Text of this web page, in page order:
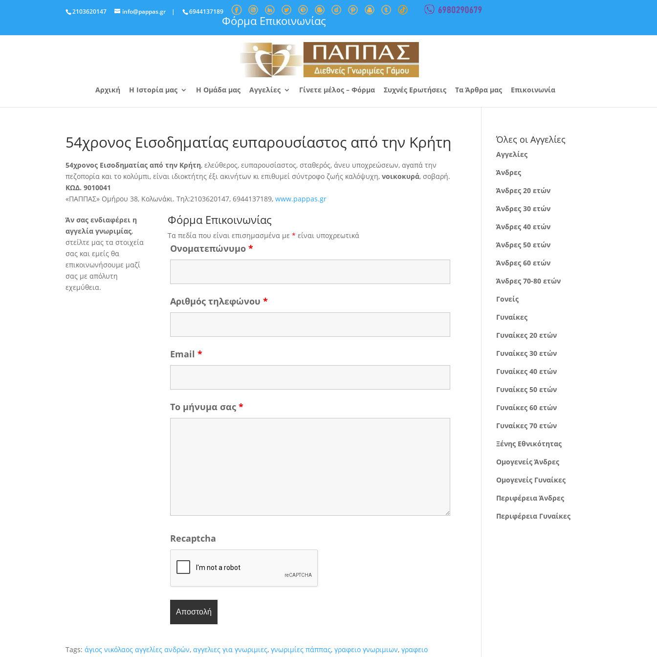
2103620147 info@pappas.gr | 6944137189
Φόρμα Επικοινωνίας
Αρχική Η Ιστορία μας Η Ομάδα μας Αγγελίες Γίνετε μέλος – Φόρμα Συχνές Ερωτήσεις Τα Άρθρα μας Επικοινωνία
54χρονος Εισοδηματίας ευπαρουσίαστος από την Κρήτη
54χρονος Εισοδηματίας από την Κρήτη, ελεύθερος, ευπαρουσίαστος, σταθερός, άνευ υποχρεώσεων, αγαπά την
πεζοπορία και το κολύμπι, είναι ιδιοκτήτης έξι ακινήτων κι επιθυμεί σύντροφο ζωής καλόψυχη,νοικοκυρά, σοβαρή.
ΚΩΔ. 9010041
«ΠΑΠΠΑΣ» Ομήρου 38, Κολωνάκι. Τηλ:2103620147, 6944137189,www.pappas.gr
Άν σας ενδιαφέρει η
αγγελία γνωριμίας,
στείλτε μας τα στοιχεία
σας και εμείς θα
επικοινωνήσουμε μαζί
σας με απόλυτη
εχεμύθεια.
Φόρμα Επικοινωνίας
Τα πεδία που είναι επισημασμένα με* είναι υποχρεωτικά
Ονοματεπώνυμο*
Αριθμός τηλεφώνου*
Email*
Το μήνυμα σας*
Recaptcha
Tags:άγιος νικόλαος αγγελίες ανδρών,αγγελιες για γνωριμιες,γνωριμίες πάππας,γραφειο γνωριμιων,γραφειο
Όλες οι Αγγελίες
Αγγελίες
Άνδρες
Άνδρες 20 ετών
Άνδρες 30 ετών
Άνδρες 40 ετών
Άνδρες 50 ετών
Άνδρες 60 ετών
Άνδρες 70-80 ετών
Γονείς
Γυναίκες
Γυναίκες 20 ετών
Γυναίκες 30 ετών
Γυναίκες 40 ετών
Γυναίκες 50 ετών
Γυναίκες 60 ετών
Γυναίκες 70 ετών
Ξένης Εθνικότητας
Ομογενείς Άνδρες
Ομογενείς Γυναίκες
Περιφέρεια Άνδρες
Περιφέρεια Γυναίκες